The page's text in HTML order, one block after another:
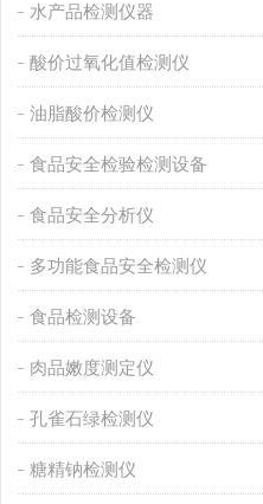
水产品检测仪器
酸价过氧化值检测仪
油脂酸价检测仪
食品安全检验检测设备
食品安全分析仪
多功能食品安全检测仪
食品检测设备
肉品嫩度测定仪
孔雀石绿检测仪
糖精钠检测仪